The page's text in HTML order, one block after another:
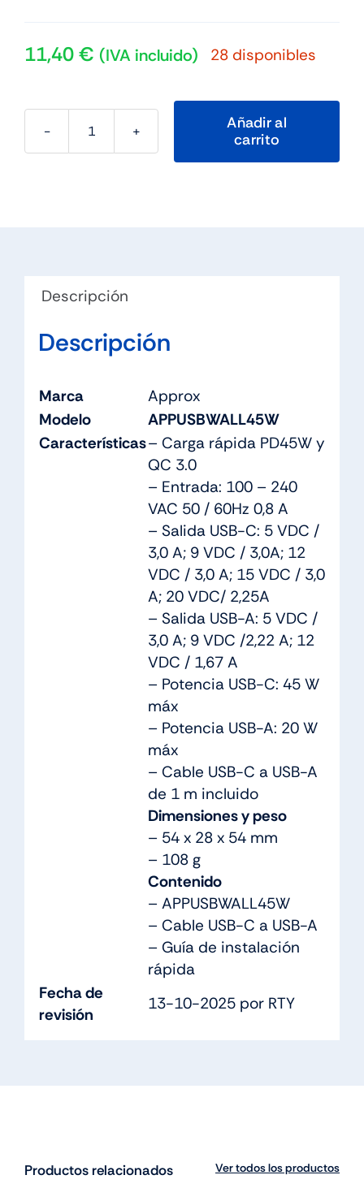
11,40€ (IVA incluido) 28 disponibles
APPROX
A+
X
USB
Añadir al
carrito
Descripción
Descripción
Marca
Approx
Modelo
APPUSBWALL45W
Características– Carga rápida PD45W y
QC 3.0
– Entrada: 100 – 240
VAC 50 / 60Hz 0,8 A
– Salida USB-C: 5 VDC /
3,0 A; 9 VDC / 3,0A; 12
VDC / 3,0 A; 15 VDC / 3,0
A; 20 VDC/ 2,25A
– Salida USB-A: 5 VDC /
3,0 A; 9 VDC /2,22 A; 12
VDC / 1,67 A
– Potencia USB-C: 45 W
máx
– Potencia USB-A: 20 W
máx
– Cable USB-C a USB-A
de 1 m incluido
Dimensiones y peso
– 54 x 28 x 54 mm
– 108 g
Contenido
– APPUSBWALL45W
– Cable USB-C a USB-A
– Guía de instalación
rápida
Fecha de
revisión
13-10-2025 por RTY
Productos relacionados Ver todos los productos